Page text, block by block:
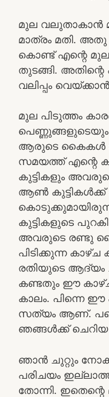
മുല വലുതാകാന്‍
മാത്രം മതി. അതു
കൊണ്ട് എന്റെ
തുടങ്ങി.
വലിപ്പം
മുല പിടുത്തം
ആരുടെ കൈകള്‍
സമയത്ത് എന്റെ
കുട്ടികളും
ആണ്‍ കുട്ടികള്‍ക്ക്
കുട്ടികളുടെ
അവരുടെ രണ്ടു
പിടിക്കുന്ന
രതിയുടെ ആദ്യം
കണ്ടതും ഈ
കാലം. പിന്നെ
സത്യം ആണ്.
ഞങ്ങള്‍ക്ക്
ഞാന്‍ ചുറ്റും
പരിചയം
തോന്നി.